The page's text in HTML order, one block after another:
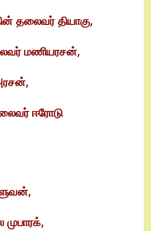
தலைவர் தியாகு,
மணியரசன்,
ஈரோடு